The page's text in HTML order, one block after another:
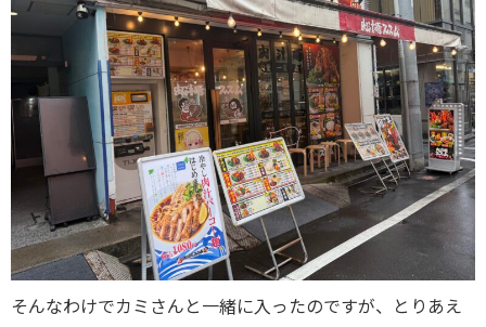
そんなわけでカミさんと一緒に入ったのですが、とりあえ